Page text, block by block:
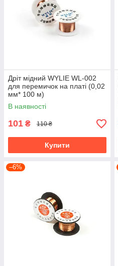
Дріт мідний WYLIE WL-002
для перемичок на платі (0,02
мм* 100 м)
В наявності
101 ₴ 110 ₴
Купити
–6%